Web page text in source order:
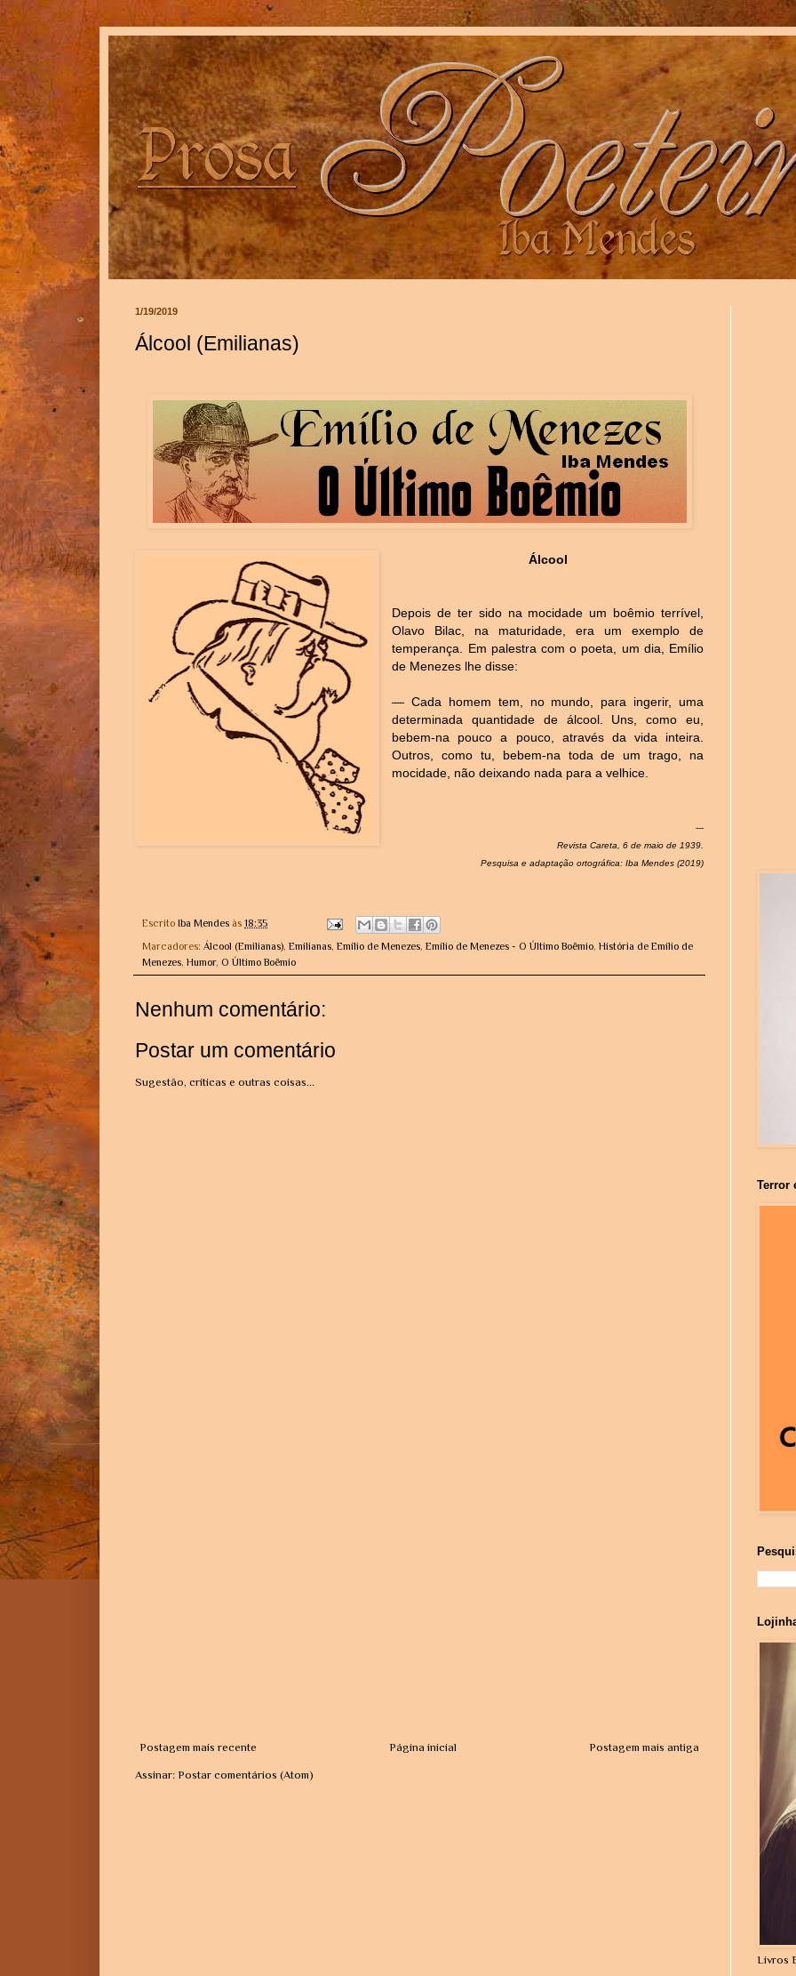
1/19/2019
Álcool (Emilianas)
Álcool
Depois de ter sido na mocidade um boêmio terrível,
Olavo Bilac, na maturidade, era um exemplo de
temperança. Em palestra com o poeta, um dia, Emílio
de Menezes lhe disse:
— Cada homem tem, no mundo, para ingerir, uma
determinada quantidade de álcool. Uns, como eu,
bebem-na pouco a pouco, através da vida inteira.
Outros, como tu, bebem-na toda de um trago, na
mocidade, não deixando nada para a velhice.
---
Revista Careta, 6 de maio de 1939.
Pesquisa e adaptação ortográfica: Iba Mendes (2019)
Escrito Iba Mendes às 18:35
Marcadores: Álcool (Emilianas), Emilianas, Emílio de Menezes, Emílio de Menezes - O Último Boêmio, História de Emílio de
Menezes, Humor, O Último Boêmio
Nenhum comentário:
Postar um comentário
Sugestão, críticas e outras coisas...
Postagem mais recente Postagem mais antiga
Página inicial
Assinar: Postar comentários (Atom)
Terror
Livros